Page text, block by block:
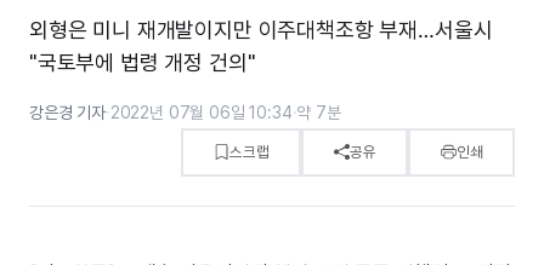
외형은 미니 재개발이지만 이주대책조항 부재…서울시
"국토부에 법령 개정 건의"
강은경 기자·2022년 07월 06일 10:34·약 7분
스크랩 공유 인쇄